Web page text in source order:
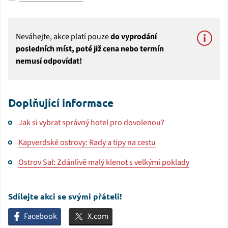
Neváhejte, akce platí pouzedo vyprodání
posledních míst, poté již cena nebo termín
nemusí odpovídat!
Doplňující informace
Jak si vybrat správný hotel pro dovolenou?
Kapverdské ostrovy: Rady a tipy na cestu
Ostrov Sal: Zdánlivě malý klenot s velkými poklady
Sdílejte akci se svými přáteli!
Facebook X.com